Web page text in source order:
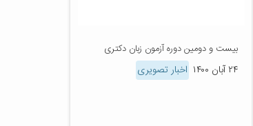
بیست و دومین دوره آزمون زبان دکتری
۲۴ آبان ۱۴۰۰ اخبار تصویری